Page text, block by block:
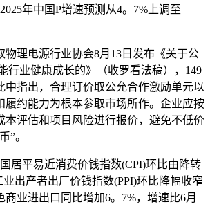
年中国P增速预测从4。7%上调至
理电源行业协会8月13日发布《关于公
行业健康成长的》（收罗看法稿），149
中指出，合理订价取公允合作激励单元以
履约能力为根本参取市场所作。企业应按
本评估和项目风险进行报价，避免不低价
”。
平易近消费价钱指数(CPI)环比由降转
出产者出厂价钱指数(PPI)环比降幅收窄
商业进出口同比增加6。7%，增速比6月